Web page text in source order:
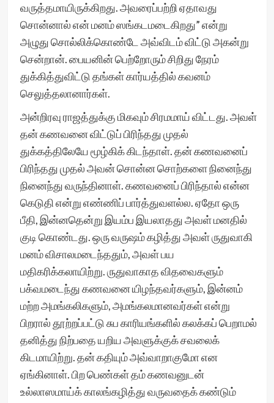
வருத்தமாயிருக்கிறது. அவரைப்பற்றி ஏதாவது
சொன்னால் என் மனம் ஸங்கடமடைகிறது” என்று
அழுது சொல்லிக்கொண்டே அவ்விடம் விட்டு அகன்று
சென்றான். பையனின் பெற்றோரும் சிறிது நேரம்
துக்கித்துவிட்டு தங்கள் கார்யத்தில் கவனம்
செலுத்தலானார்கள்.
அன்றிரவு ராஜத்துக்கு மிகவும் சிரமமாய் விட்டது. அவள்
தன் கணவனை விட்டுப் பிரிந்தது முதல்
துக்கத்திலேயே மூழ்கிக் கிடந்தாள். தன் கணவனைப்
பிரிந்தது முதல் அவன் சொன்ன சொற்களை நினைந்து
நினைந்து வருந்தினாள். கணவனைப் பிரிந்தால் என்ன
கெடுதி என்று எண்ணிப் பார்த்துவளல்ல. ஏதோ ஒரு
பீதி, இன்னதென்று இயம்ப இயலாதது அவள் மனதில்
குடி கொண்டது. ஒரு வருஷம் கழித்து அவள் ருதுவாகி
மனம் விசாலமடைந்ததும், அவள் பய
மதிகரிக்கலாயிற்று. ருதுவாகாத விதவைகளும்
பக்வமடைந்து கணவனை யிழந்தவர்களும், இன்னம்
மற்ற அமங்கலிகளும், அமங்கலமானவர்கள் என்று
பிறரால் தூற்றப்பட்டு சுப காரியங்களில் கலக்கப் பெறாமல்
தனித்து நிற்பதை யறிய அவளுக்குக் சவலைக்
கிடமாயிற்று. தன் கதியும் அவ்வாறாகுமோ என
ஏங்கினாள். பிற பெண்கள் தம் கணவனுடன்
உல்லாஸமாய்க் காலங்கழித்து வருவதைக் கண்டும்